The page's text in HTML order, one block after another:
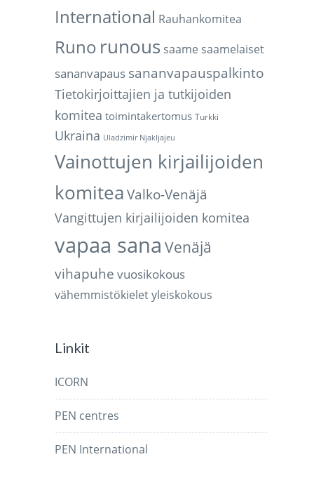
International Rauhankomitea
Runo runous saame saamelaiset
sananvapaus sananvapauspalkinto
Tietokirjoittajien ja tutkijoiden
komitea toimintakertomus Turkki
Ukraina Uladzimir Njakljajeu
Vainottujen kirjailijoiden
komitea Valko-Venäjä
Vangittujen kirjailijoiden komitea
vapaa sana Venäjä
vihapuhe vuosikokous
vähemmistökieletyleiskokous
Linkit
ICORN
PEN centres
PEN International